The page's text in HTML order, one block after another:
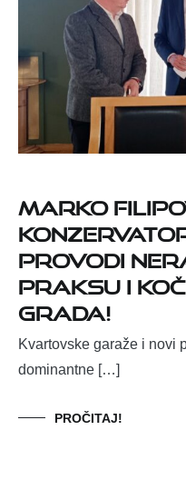
MARKO
PROVODI
PRAKSU I
GRADA!
Kvartovske garaže i novi
dominantne […]
PROČITAJ!